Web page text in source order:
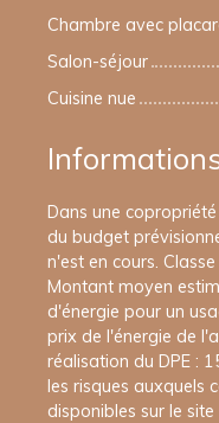
Chambre avec
Salon-séjour
Cuisine nue
Dans une
du budget
n'est en cours.
Montant moyen
d'énergie pour un
prix de l'énergie de
réalisation du DPE :
les risques auxquels
disponibles sur le